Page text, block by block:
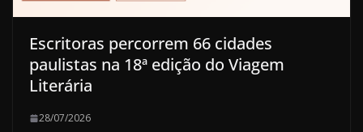
Escritoras percorrem 66 cidades
paulistas na 18ª edição do Viagem
Literária
28/07/2026